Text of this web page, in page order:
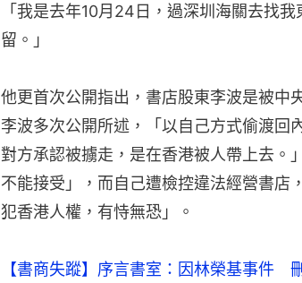
「我是去年10月24日，過深圳海關去找
留。」
他更首次公開指出，書店股東李波是被中
李波多次公開所述，「以自己方式偷渡回
對方承認被擄走，是在香港被人帶上去。
不能接受」，而自己遭檢控違法經營書店
犯香港人權，有恃無恐」。
【書商失蹤】序言書室：因林榮基事件